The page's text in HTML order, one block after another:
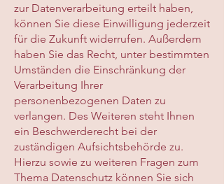
zur Datenverarbeitung erteilt haben,
können Sie diese Einwilligung jederzeit
für die Zukunft widerrufen. Außerdem
haben Sie das Recht, unter bestimmten
Umständen die Einschränkung der
Verarbeitung Ihrer
personenbezogenen Daten zu
verlangen. Des Weiteren steht Ihnen
ein Beschwerderecht bei der
zuständigen Aufsichtsbehörde zu.
Hierzu sowie zu weiteren Fragen zum
Thema Datenschutz können Sie sich